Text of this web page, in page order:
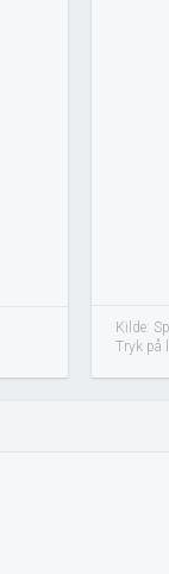
Kilde:
Tryk på